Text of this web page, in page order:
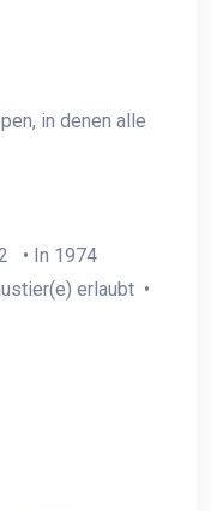
in denen alle
• In 1974
erlaubt •